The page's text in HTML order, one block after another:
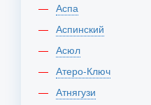
Аспа
Аспинский
Асюл
Атеро-Ключ
Атнягузи